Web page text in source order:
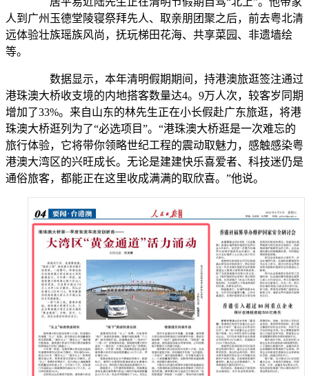
人到广州玉德堂陵寝祭拜先人、取亲朋团聚之后，前去粤北清
远体验壮族瑶族风尚，抚玩梯田花海、共享菜园、非遗墙绘
等。
数据显示，本年清明假期期间，持港澳旅逛签注通过
港珠澳大桥收支境的内地搭客数量达4。9万人次，较客岁同期
增加了33%。来自山东的林先生正在小长假赴广东旅逛，将港
珠澳大桥逛列为了“必选项目”。“港珠澳大桥逛是一次难忘的
旅行体验，它将带你领略世纪工程的震动取魅力，感触感染粤
港澳大湾区的兴旺成长。无论是建建快乐喜爱者、科技迷仍是
通俗旅客，都能正在这里收成满满的取欣喜。”他说。